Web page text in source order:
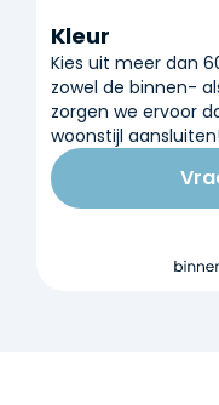
Kleur
Kies uit meer dan
zowel de binnen-
zorgen we ervoor
woonstijl aansluiten!